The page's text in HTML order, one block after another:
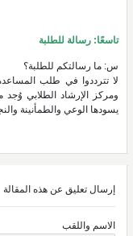
تاسعًا: رسالة للطلبة
س: ما رسالتكم للطلبة؟
لا تترددوا في طلب
ومركز الإرشاد الطلابي وُجد
يسودها الوعي والطمأنينة
إرسال تعليق عن هذه المقالة
الاسم واللقب